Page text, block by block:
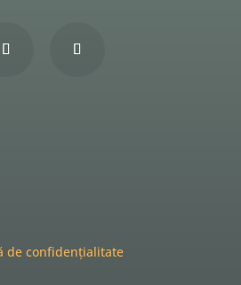
de confidențialitate